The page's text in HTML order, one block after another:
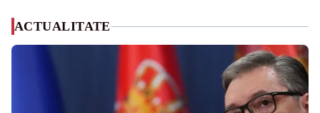
ACTUALITATE